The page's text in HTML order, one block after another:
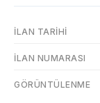
İLAN TARIHI
İLAN NUMARASI
GÖRÜNTÜLENME